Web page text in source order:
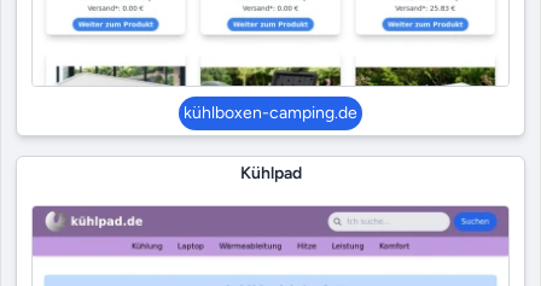
kühlboxen-camping.de
Kühlpad